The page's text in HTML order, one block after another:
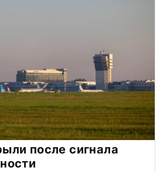
после сигнала